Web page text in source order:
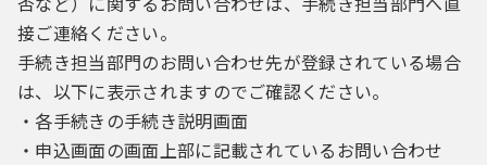
に利用者ＩＤ及びパスワードを取得する必要
があります。
（２）登録された利用者ＩＤ及び個人情報等
は県内自治体で共同管理され，共通に利用で
きるものとします。
（３）利用者は，システムの利用の際に取得
接ご連絡ください。
手続き担当部門のお問い合わせ先が登録されている場合
は、以下に表示されますのでご確認ください。
・各手続きの手続き説明画面
・申込画面の画面上部に記載されているお問い合わせ